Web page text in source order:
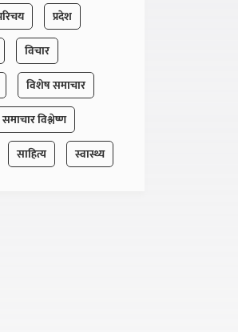
प्रदेश
विचार
विशेष समाचार
समाचार विश्लेष्ण
साहित्य स्वास्थ्य